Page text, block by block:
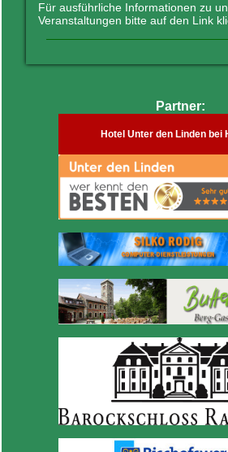
Für ausführliche Informationen zu
Veranstaltungen bitte auf den Link
Partner:
Hotel Unter den Linden bei